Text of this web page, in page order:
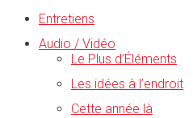
Entretiens
Audio / Vidéo
Le Plus d’Éléments
Les idées à l’endroit
Cette année là